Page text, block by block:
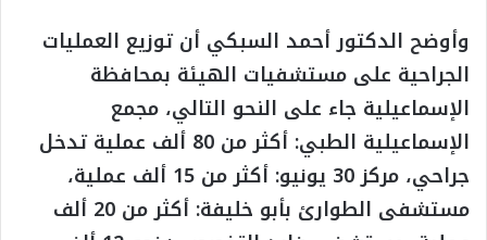
وأوضح الدكتور أحمد السبكي أن توزيع العمليات
الجراحية على مستشفيات الهيئة بمحافظة
الإسماعيلية جاء على النحو التالي، مجمع
الإسماعيلية الطبي: أكثر من 80 ألف عملية تدخل
جراحي، مركز 30 يونيو: أكثر من 15 ألف عملية،
مستشفى الطوارئ بأبو خليفة: أكثر من 20 ألف